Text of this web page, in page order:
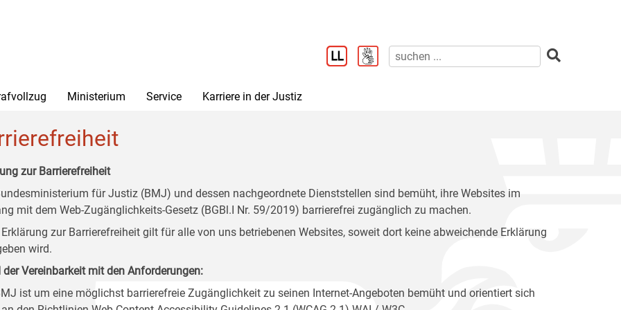
Ministerium Service Karriere in der Justiz
zur Barrierefreiheit
für Justiz (BMJ) und dessen nachgeordnete Dienststellen sind bemüht, ihre Websites im
mit dem Web-Zugänglichkeits-Gesetz (BGBl.I Nr. 59/2019) barrierefrei zugänglich zu machen.
Erklärung zur Barrierefreiheit gilt für alle von uns betriebenen Websites, soweit dort keine abweichende Erklärung
wird.
der Vereinbarkeit mit den Anforderungen:
ist um eine möglichst barrierefreie Zugänglichkeit zu seinen Internet-Angeboten bemüht und orientiert sich